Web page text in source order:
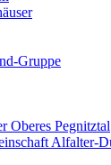
Gruppe
Oberes Pegnitztal
Alfalter-